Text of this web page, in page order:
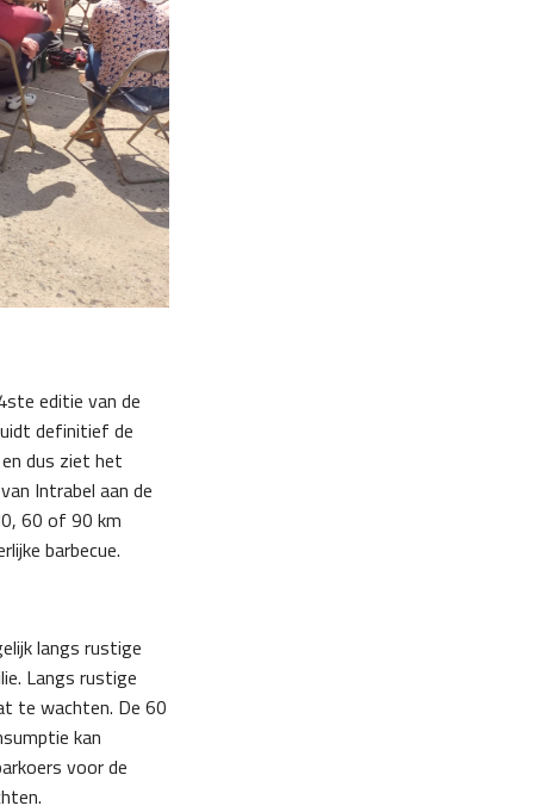
editie van de
definitief de
dus ziet het
Intrabel aan de
60 of 90 km
barbecue.
langs rustige
Langs rustige
te wachten. De 60
kan
voor de